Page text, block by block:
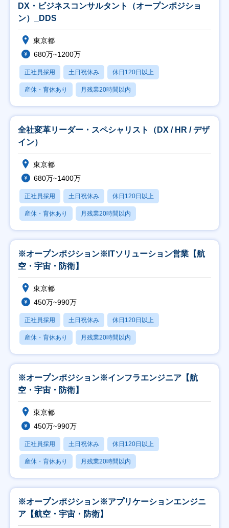
DX・ビジネスコンサルタント（オープンポジショ
ン）_DDS
東京都
680万~1200万
正社員採用 土日祝休み 休日120日以上
産休・育休あり 月残業20時間以内
全社変革リーダー・スペシャリスト（DX / HR / デザ
イン）
東京都
680万~1400万
正社員採用 土日祝休み 休日120日以上
産休・育休あり 月残業20時間以内
※オープンポジション※ITソリューション営業【航
空・宇宙・防衛】
東京都
450万~990万
正社員採用 土日祝休み 休日120日以上
産休・育休あり 月残業20時間以内
※オープンポジション※インフラエンジニア【航
空・宇宙・防衛】
東京都
450万~990万
正社員採用 土日祝休み 休日120日以上
産休・育休あり 月残業20時間以内
※オープンポジション※アプリケーションエンジニ
ア【航空・宇宙・防衛】